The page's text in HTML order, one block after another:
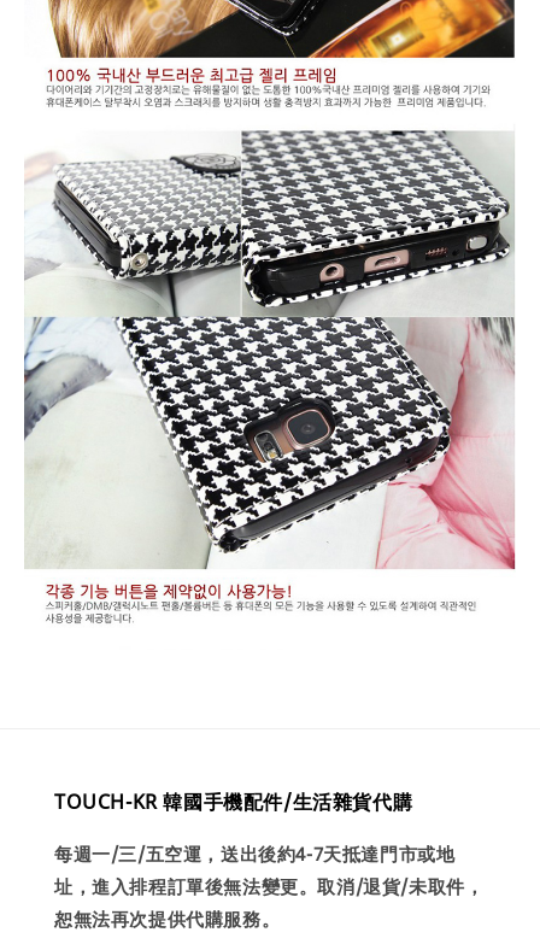
TOUCH-KR 韓國手機配件/生活雜貨代購
每週一/三/五空運，送出後約4-7天抵達門市或地
址，進入排程訂單後無法變更。取消/退貨/未取件，
恕無法再次提供代購服務。